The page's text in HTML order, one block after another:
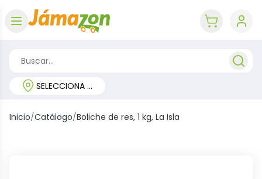
SELECCIONA TU REGIÓN
Inicio/Catálogo/Boliche de res, 1 kg, La Isla